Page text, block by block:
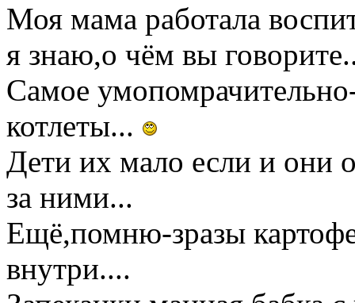
Моя мама работала
я знаю,о чём вы
Самое
котлеты...
Дети их мало если и они
за ними...
Ещё,помню-зразы
внутри....